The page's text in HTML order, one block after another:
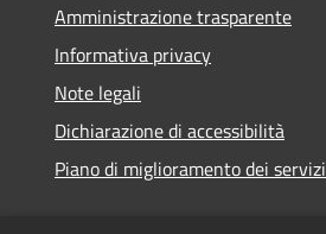
Amministrazione trasparente
Informativa privacy
Note legali
Dichiarazione di accessibilità
Piano di miglioramento dei servizi